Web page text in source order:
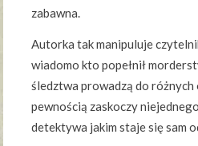
zabawna.
Autorka tak manipuluje
wiadomo kto popełnił
śledztwa prowadzą do różnych
pewnością zaskoczy
detektywa jakim staje się sam